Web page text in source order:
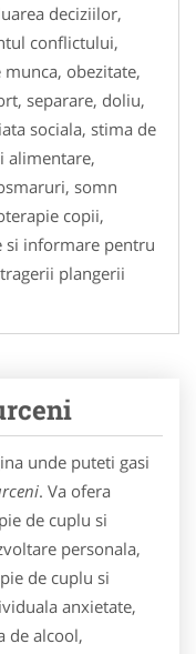
deciziilor,
conflictului,
obezitate,
separare, doliu,
sociala, stima de
alimentare,
somn
copii,
si informare pentru
plangerii
unde puteti gasi
. Va ofera
de cuplu si
personala,
de cuplu si
anxietate,
de alcool,